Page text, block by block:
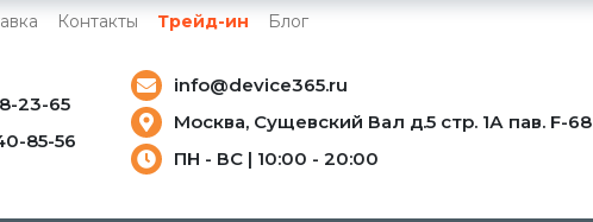
Контакты Трейд-ин Блог
23-65
85-56
info@device365.ru
Москва, Сущевский Вал д.5 стр. 1А пав. F-68
ПН - ВС | 10:00 - 20:00